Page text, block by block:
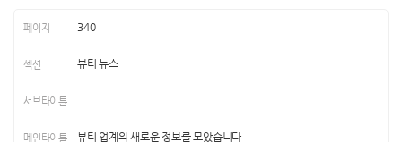
340
뷰티 뉴스
뷰티 업계의 새로운 정보를 모았습니다